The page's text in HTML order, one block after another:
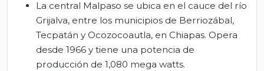
La central Malpaso se ubica en el cauce del río
Grijalva, entre los municipios de Berriozábal,
Tecpatán y Ocozocoautla, en Chiapas. Opera
desde 1966 y tiene una potencia de
producción de 1,080 mega watts.